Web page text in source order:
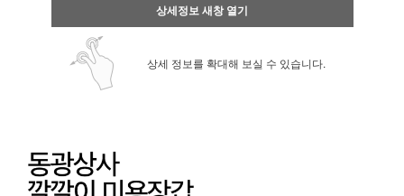
상세정보 새창 열기
상세 정보를 확대해 보실 수 있습니다.